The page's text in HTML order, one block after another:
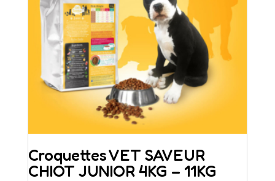
Croquettes VET SAVEUR
CHIOT JUNIOR 4KG – 11KG